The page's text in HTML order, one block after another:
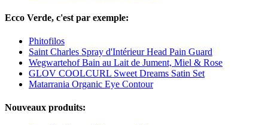
Ecco Verde, c'est par exemple:
Phitofilos
Saint Charles Spray d'Intérieur Head Pain Guard
Wegwartehof Bain au Lait de Jument, Miel & Rose
GLOV COOLCURL Sweet Dreams Satin Set
Matarrania Organic Eye Contour
Nouveaux produits: